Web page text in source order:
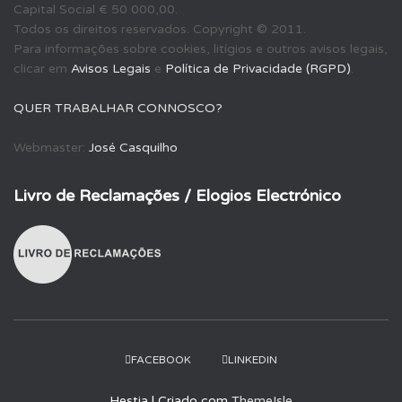
s
a
r
p
r
Capital Social € 50 000,00.
Todos os direitos reservados. Copyright © 2011.
Para informações sobre cookies, litígios e outros avisos legais,
clicar em Avisos Legais e Política de Privacidade (RGPD).
QUER TRABALHAR CONNOSCO?
Webmaster: José Casquilho
Livro de Reclamações / Elogios Electrónico
FACEBOOK LINKEDIN